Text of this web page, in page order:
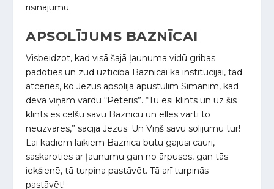
risinājumu.
APSOLĪJUMS BAZNĪCAI
Visbeidzot, kad visā šajā ļaunuma vidū gribas
padoties un zūd uzticība Baznīcai kā institūcijai, tad
atceries, ko Jēzus apsolīja apustulim Sīmanim, kad
deva viņam vārdu “Pēteris”. “Tu esi klints un uz šīs
klints es celšu savu Baznīcu un elles vārti to
neuzvarēs,” sacīja Jēzus. Un Viņš savu solījumu tur!
Lai kādiem laikiem Baznīca būtu gājusi cauri,
saskaroties ar ļaunumu gan no ārpuses, gan tās
iekšienē, tā turpina pastāvēt. Tā arī turpinās
pastāvēt!